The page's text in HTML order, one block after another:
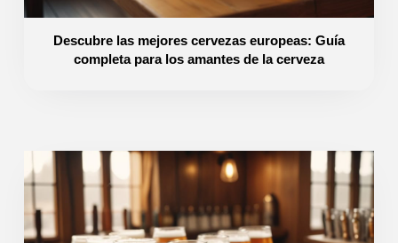
Descubre las mejores cervezas europeas: Guía
completa para los amantes de la cerveza